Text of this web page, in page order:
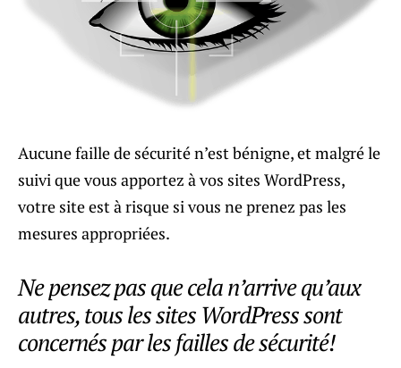
Aucune faille de sécurité n’est bénigne, et malgré le
suivi que vous apportez à vos sites WordPress,
votre site est à risque si vous ne prenez pas les
mesures appropriées.
Ne pensez pas que cela n’arrive qu’aux
autres, tous les sites WordPress sont
concernés par les failles de sécurité!